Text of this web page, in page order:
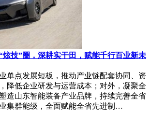
炫技”圈，深耕实干田，赋能千行百业新未
单点发展短板，推动产业链配套协同、资
降低企业研发与运营成本；对外，凝聚全
造山东智能装备产业品牌，持续完善全省
集群能级，全面赋能全省先进制…